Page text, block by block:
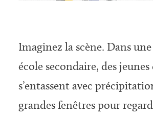
Imaginez la scène. Dans une
école secondaire, des jeunes
s’entassent avec
grandes fenêtres pour